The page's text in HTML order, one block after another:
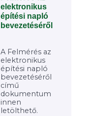
elektronikus
építési napló
bevezetéséről
A Felmérés az
elektronikus
építési napló
bevezetéséről
című
dokumentum
innen
letölthető.